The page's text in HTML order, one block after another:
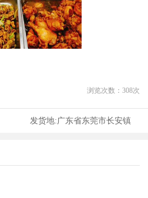
浏览次数： 308次
发货地:广东省东莞市长安镇